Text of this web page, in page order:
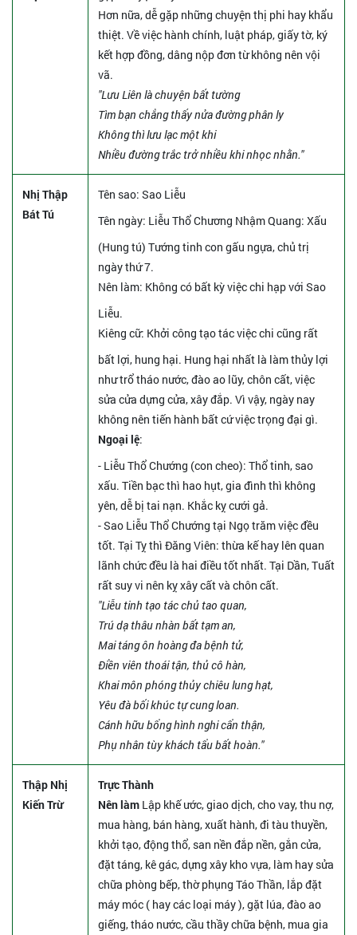
Hơn nữa, dễ gặp những chuyện thị phi hay khẩu
thiệt. Về việc hành chính, luật pháp, giấy tờ, ký
kết hợp đồng, dâng nộp đơn từ không nên vội
vã.
"Lưu Liên là chuyện bất tường
Tìm bạn chẳng thấy nửa đường phân ly
Không thì lưu lạc một khi
Nhiều đường trắc trở nhiều khi nhọc nhằn."
Nhị Thập
Bát Tú
Tên sao: Sao Liễu
Tên ngày: Liễu Thổ Chương Nhậm Quang: Xấu
(Hung tú) Tướng tinh con gấu ngựa, chủ trị
ngày thứ 7.
Nên làm: Không có bất kỳ việc chi hạp với Sao
Liễu.
Kiêng cữ: Khởi công tạo tác việc chi cũng rất
bất lợi, hung hại. Hung hại nhất là làm thủy lợi
như trổ tháo nước, đào ao lũy, chôn cất, việc
sửa cửa dựng cửa, xây đắp. Vì vậy, ngày nay
không nên tiến hành bất cứ việc trọng đại gì.
Ngoại lệ:
- Liễu Thổ Chướng (con cheo): Thổ tinh, sao
xấu. Tiền bạc thì hao hụt, gia đình thì không
yên, dễ bị tai nạn. Khắc kỵ cưới gả.
- Sao Liễu Thổ Chướng tại Ngọ trăm việc đều
tốt. Tại Tỵ thì Đăng Viên: thừa kế hay lên quan
lãnh chức đều là hai điều tốt nhất. Tại Dần, Tuất
rất suy vi nên kỵ xây cất và chôn cất.
"Liễu tinh tạo tác chủ tao quan,
Trú dạ thâu nhàn bất tạm an,
Mai táng ôn hoàng đa bệnh tử,
Điền viên thoái tận, thủ cô hàn,
Khai môn phóng thủy chiêu lung hạt,
Yêu đà bối khúc tự cung loan.
Cánh hữu bổng hình nghi cẩn thận,
Phụ nhân tùy khách tẩu bất hoàn."
Thập Nhị
Kiến Trừ
Trực Thành
Nên làm Lập khế ước, giao dịch, cho vay, thu nợ,
mua hàng, bán hàng, xuất hành, đi tàu thuyền,
khởi tạo, động thổ, san nền đắp nền, gắn cửa,
đặt táng, kê gác, dựng xây kho vựa, làm hay sửa
chữa phòng bếp, thờ phụng Táo Thần, lắp đặt
máy móc ( hay các loại máy ), gặt lúa, đào ao
giếng, tháo nước, cầu thầy chữa bệnh, mua gia